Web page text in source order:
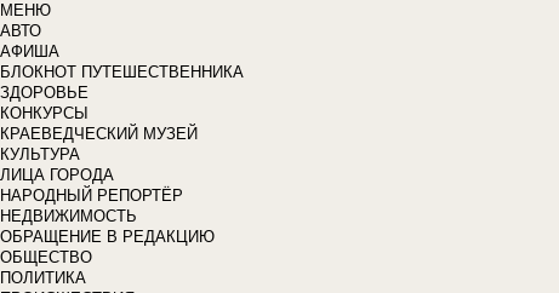
МЕНЮ
АВТО
АФИША
БЛОКНОТ ПУТЕШЕСТВЕННИКА
ЗДОРОВЬЕ
КОНКУРСЫ
КРАЕВЕДЧЕСКИЙ МУЗЕЙ
КУЛЬТУРА
ЛИЦА ГОРОДА
НАРОДНЫЙ РЕПОРТЁР
НЕДВИЖИМОСТЬ
ОБРАЩЕНИЕ В РЕДАКЦИЮ
ОБЩЕСТВО
ПОЛИТИКА